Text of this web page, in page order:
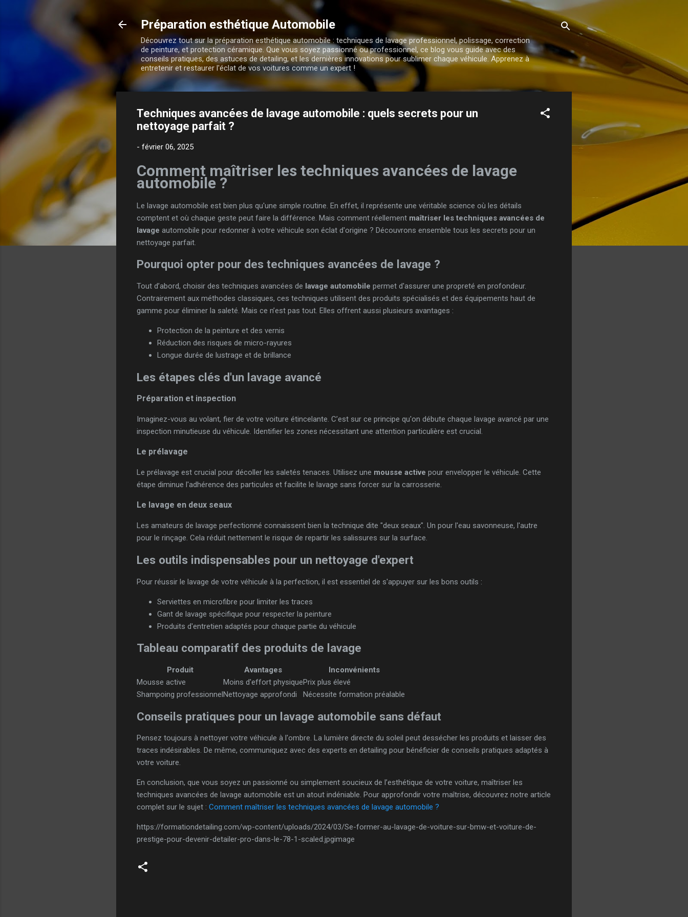
Accéder au contenu principal
Préparation esthétique Automobile
Découvrez tout sur la préparation esthétique automobile : techniques de lavage professionnel, polissage, correction
de peinture, et protection céramique. Que vous soyez passionné ou professionnel, ce blog vous guide avec des
conseils pratiques, des astuces de detailing, et les dernières innovations pour sublimer chaque véhicule. Apprenez à
entretenir et restaurer l'éclat de vos voitures comme un expert !
Techniques avancées de lavage automobile : quels secrets pour un
nettoyage parfait ?
- février 06, 2025
Comment maîtriser les techniques avancées de lavage
automobile ?
Le lavage automobile est bien plus qu'une simple routine. En effet, il représente une véritable science où les détails
comptent et où chaque geste peut faire la différence. Mais comment réellement maîtriser les techniques avancées de
lavage automobile pour redonner à votre véhicule son éclat d'origine ? Découvrons ensemble tous les secrets pour un
nettoyage parfait.
Pourquoi opter pour des techniques avancées de lavage ?
Tout d’abord, choisir des techniques avancées de lavage automobile permet d'assurer une propreté en profondeur.
Contrairement aux méthodes classiques, ces techniques utilisent des produits spécialisés et des équipements haut de
gamme pour éliminer la saleté. Mais ce n’est pas tout. Elles offrent aussi plusieurs avantages :
Protection de la peinture et des vernis
Réduction des risques de micro-rayures
Longue durée de lustrage et de brillance
Les étapes clés d'un lavage avancé
Préparation et inspection
Imaginez-vous au volant, fier de votre voiture étincelante. C’est sur ce principe qu'on débute chaque lavage avancé par une
inspection minutieuse du véhicule. Identifier les zones nécessitant une attention particulière est crucial.
Le prélavage
Le prélavage est crucial pour décoller les saletés tenaces. Utilisez une mousse active pour envelopper le véhicule. Cette
étape diminue l'adhérence des particules et facilite le lavage sans forcer sur la carrosserie.
Le lavage en deux seaux
Les amateurs de lavage perfectionné connaissent bien la technique dite "deux seaux". Un pour l'eau savonneuse, l'autre
pour le rinçage. Cela réduit nettement le risque de repartir les salissures sur la surface.
Les outils indispensables pour un nettoyage d'expert
Pour réussir le lavage de votre véhicule à la perfection, il est essentiel de s'appuyer sur les bons outils :
Serviettes en microfibre pour limiter les traces
Gant de lavage spécifique pour respecter la peinture
Produits d'entretien adaptés pour chaque partie du véhicule
Tableau comparatif des produits de lavage
Produit Avantages
Inconvénients
Mousse active
Moins d'effort physiquePrix plus élevé
Shampoing professionnelNettoyage approfondi Nécessite formation préalable
Conseils pratiques pour un lavage automobile sans défaut
Pensez toujours à nettoyer votre véhicule à l'ombre. La lumière directe du soleil peut dessécher les produits et laisser des
traces indésirables. De même, communiquez avec des experts en detailing pour bénéficier de conseils pratiques adaptés à
votre voiture.
En conclusion, que vous soyez un passionné ou simplement soucieux de l’esthétique de votre voiture, maîtriser les
techniques avancées de lavage automobile est un atout indéniable. Pour approfondir votre maîtrise, découvrez notre article
complet sur le sujet : Comment maîtriser les techniques avancées de lavage automobile ?
https://formationdetailing.com/wp-content/uploads/2024/03/Se-former-au-lavage-de-voiture-sur-bmw-et-voiture-de-
prestige-pour-devenir-detailer-pro-dans-le-78-1-scaled.jpgimage